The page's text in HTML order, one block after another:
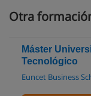
Otra
Máster
Tecnológico
Euncet Business